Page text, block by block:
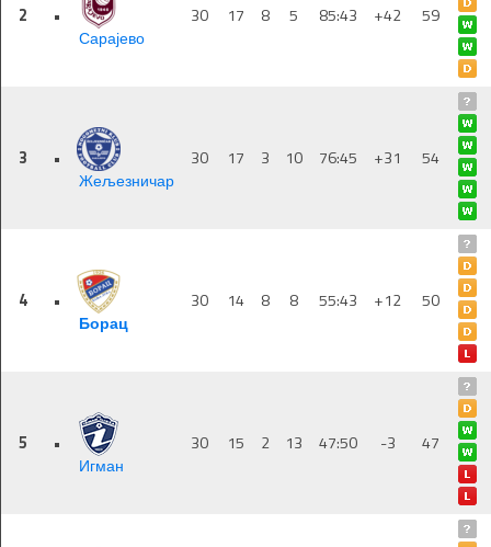
2
•
Сарајево
30 17 8 5 85:43 +42 59
3
•
Жељезничар
30 17 3 10 76:45 +31 54
4
•
Борац
30 14 8 8 55:43 +12 50
5
•
Игман
30 15 2 13 47:50 -3 47